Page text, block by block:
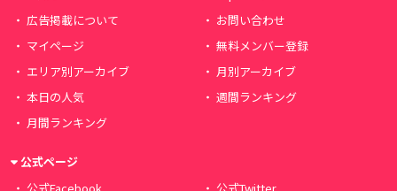
広告掲載について
お問い合わせ
マイページ
無料メンバー登録
エリア別アーカイブ
月別アーカイブ
本日の人気
週間ランキング
月間ランキング
公式ページ